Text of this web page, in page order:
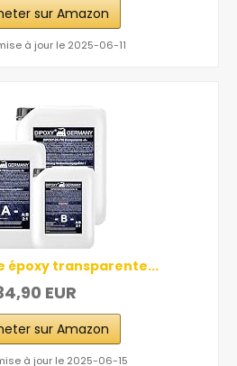
sur Amazon
à jour le 2025-06-11
époxy transparente...
EUR
sur Amazon
à jour le 2025-06-15